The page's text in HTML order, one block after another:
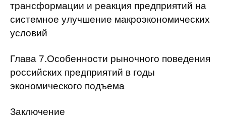
Российская Система Климатического
Мониторинга
экономика России»
Образование и карьера
трансформации и реакция предприятий на
системное улучшение макроэкономических
условий
Глава 7.Особенности рыночного поведения
российских предприятий в годы
экономического подъема
Заключение